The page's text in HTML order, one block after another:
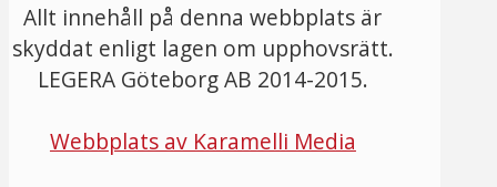
Allt innehåll på denna webbplats är
skyddat enligt lagen om upphovsrätt.
LEGERA Göteborg AB 2014-2015.
Webbplats av Karamelli Media